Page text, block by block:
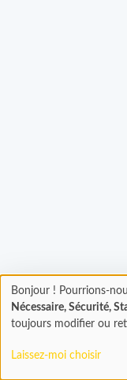
Chargement
En cours...
Bonjour ! Pourrions-
Nécessaire, Sécurité,
toujours modifier ou
Laissez-moi choisir